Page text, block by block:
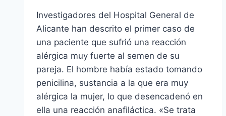
Investigadores del Hospital General de
Alicante han descrito el primer caso de
una paciente que sufrió una reacción
alérgica muy fuerte al semen de su
pareja. El hombre había estado tomando
penicilina, sustancia a la que era muy
alérgica la mujer, lo que desencadenó en
ella una reacción anafiláctica. «Se trata